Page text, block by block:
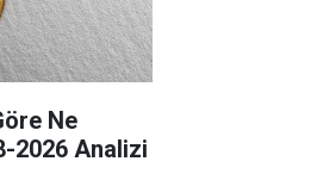
Ne
2026 Analizi